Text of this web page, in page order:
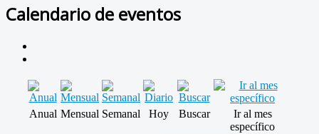
Calendario de eventos
Anual Mensual Semanal Hoy Buscar
Ir al mes
específico